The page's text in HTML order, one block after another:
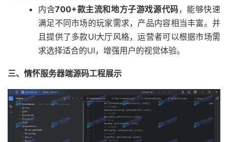
内含700+款主流和地方子游戏源代码，能够快速
满足不同市场的玩家需求，产品内容相当丰富。并
且提供了多款UI大厅风格，运营者可以根据市场需
求选择适合的UI，增强用户的视觉体验。
三、情怀服务器端源码工程展示